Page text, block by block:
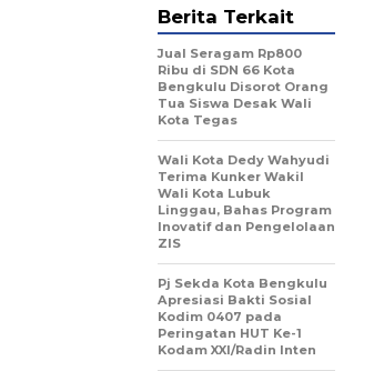
Berita Terkait
Jual Seragam Rp800
Ribu di SDN 66 Kota
Bengkulu Disorot Orang
Tua Siswa Desak Wali
Kota Tegas
Wali Kota Dedy Wahyudi
Terima Kunker Wakil
Wali Kota Lubuk
Linggau, Bahas Program
Inovatif dan Pengelolaan
ZIS
Pj Sekda Kota Bengkulu
Apresiasi Bakti Sosial
Kodim 0407 pada
Peringatan HUT Ke-1
Kodam XXI/Radin Inten